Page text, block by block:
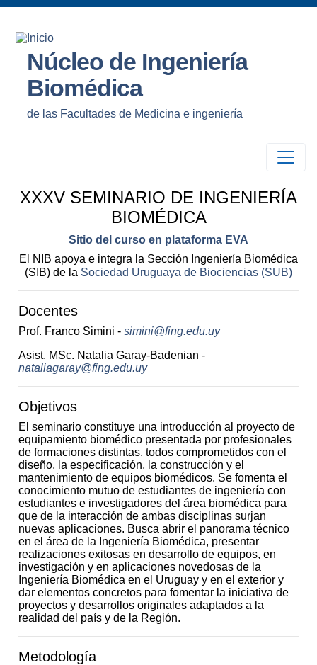
Núcleo de Ingeniería
Biomédica
de las Facultades de Medicina e ingeniería
XXXV SEMINARIO DE INGENIERÍA
BIOMÉDICA
Sitio del curso en plataforma EVA
El NIB apoya e integra la Sección Ingeniería Biomédica
(SIB) de la Sociedad Uruguaya de Biociencias (SUB)
Docentes
Prof. Franco Simini -simini@fing.edu.uy
Asist. MSc. Natalia Garay-Badenian -
nataliagaray@fing.edu.uy
Objetivos
El seminario constituye una introducción al proyecto de
equipamiento biomédico presentada por profesionales
de formaciones distintas, todos comprometidos con el
diseño, la especificación, la construcción y el
mantenimiento de equipos biomédicos. Se fomenta el
conocimiento mutuo de estudiantes de ingeniería con
estudiantes e investigadores del área biomédica para
que de la interacción de ambas disciplinas surjan
nuevas aplicaciones. Busca abrir el panorama técnico
en el área de la Ingeniería Biomédica, presentar
realizaciones exitosas en desarrollo de equipos, en
investigación y en aplicaciones novedosas de la
Ingeniería Biomédica en el Uruguay y en el exterior y
dar elementos concretos para fomentar la iniciativa de
proyectos y desarrollos originales adaptados a la
realidad del país y de la Región.
Metodología